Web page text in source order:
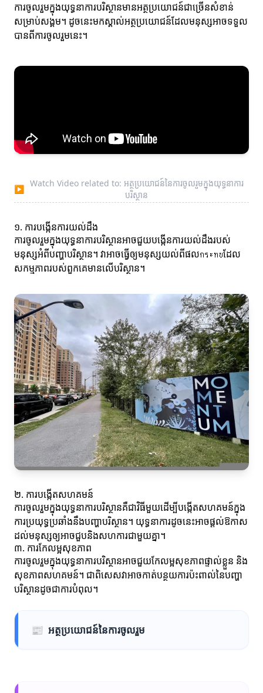
ការចូលរួមក្នុងយុទ្ធនាការបរិស្ថានមានអត្ថប្រយោជន៍ជាច្រើនសំខាន់
សម្រាប់សង្គម។ ដូចនេះមកស្គាល់អត្ថប្រយោជន៍ដែលមនុស្សអាចទទួល
បានពីការចូលរួមនេះ។
▶
Watch Video related to: អត្ថប្រយោជន៍នៃការចូលរួមក្នុងយុទ្ធនាការ
បរិស្ថាន
១. ការបង្កើនការយល់ដឹង
ការចូលរួមក្នុងយុទ្ធនាការបរិស្ថានអាចជួយបង្កើនការយល់ដឹងរបស់
មនុស្សអំពីបញ្ហាបរិស្ថាន។ វាអាចធ្វើឲ្យមនុស្សយល់ពីផលกระทบដែល
សកម្មភាពរបស់ពួកគេមានលើបរិស្ថាន។
២. ការបង្កើតសហគមន៍
ការចូលរួមក្នុងយុទ្ធនាការបរិស្ថានគឺជាវិធីមួយដើម្បីបង្កើតសហគមន៍ក្នុង
ការប្រយុទ្ធប្រឆាំងនឹងបញ្ហាបរិស្ថាន។ យុទ្ធនាការដូចនេះអាចផ្តល់ឱកាស
ដល់មនុស្សឲ្យអាចជួបនិងសហការជាមួយគ្នា។
៣. ការកែលម្អសុខភាព
ការចូលរួមក្នុងយុទ្ធនាការបរិស្ថានអាចជួយកែលម្អសុខភាពផ្ទាល់ខ្លួន និង
សុខភាពសហគមន៍។ ជាពិសេសវាអាចកាត់បន្ថយការប៉ះពាល់នៃបញ្ហា
បរិស្ថានដូចជាការបំពុល។
📰 អត្ថប្រយោជន៍នៃការចូលរួម